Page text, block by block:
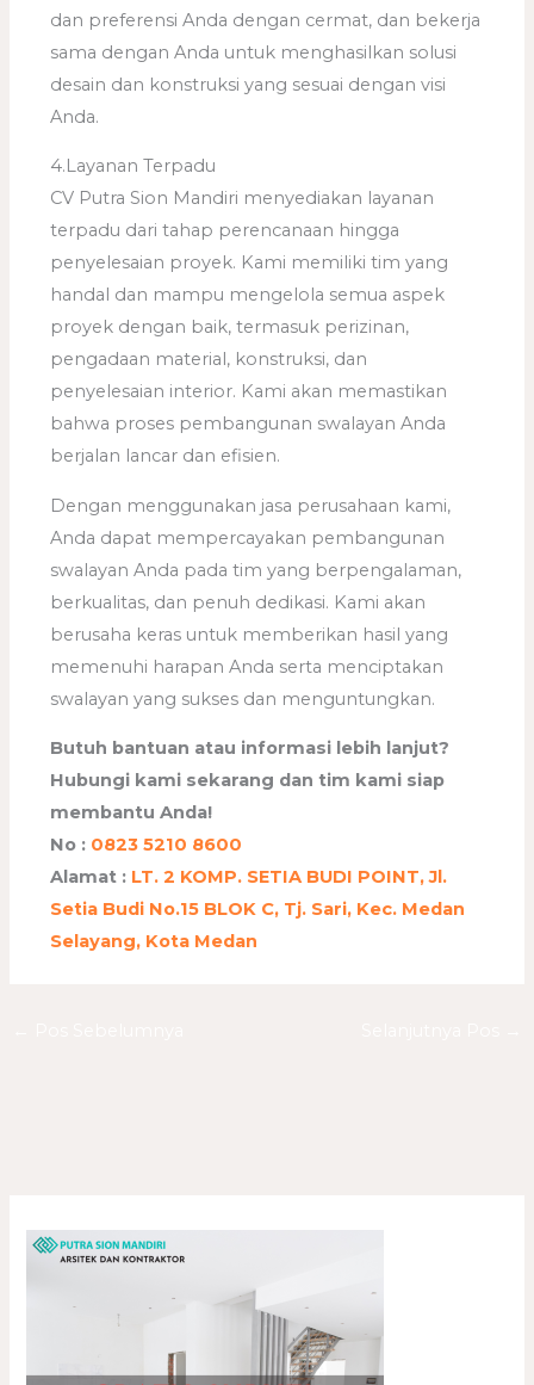
dan preferensi Anda dengan cermat, dan bekerja
sama dengan Anda untuk menghasilkan solusi
desain dan konstruksi yang sesuai dengan visi
Anda.
4.Layanan Terpadu
CV Putra Sion Mandiri menyediakan layanan
terpadu dari tahap perencanaan hingga
penyelesaian proyek. Kami memiliki tim yang
handal dan mampu mengelola semua aspek
proyek dengan baik, termasuk perizinan,
pengadaan material, konstruksi, dan
penyelesaian interior. Kami akan memastikan
bahwa proses pembangunan swalayan Anda
berjalan lancar dan efisien.
Dengan menggunakan jasa perusahaan kami,
Anda dapat mempercayakan pembangunan
swalayan Anda pada tim yang berpengalaman,
berkualitas, dan penuh dedikasi. Kami akan
berusaha keras untuk memberikan hasil yang
memenuhi harapan Anda serta menciptakan
swalayan yang sukses dan menguntungkan.
Butuh bantuan atau informasi lebih lanjut?
Hubungi kami sekarang dan tim kami siap
membantu Anda!
No : 0823 5210 8600
Alamat : LT. 2 KOMP. SETIA BUDI POINT, Jl.
Setia Budi No.15 BLOK C, Tj. Sari, Kec. Medan
Selayang, Kota Medan